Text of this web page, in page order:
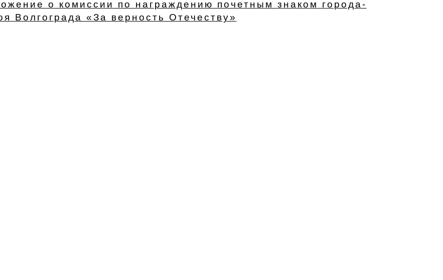
о комиссии по награждению почетным знаком города-
Волгограда «За верность Отечеству»